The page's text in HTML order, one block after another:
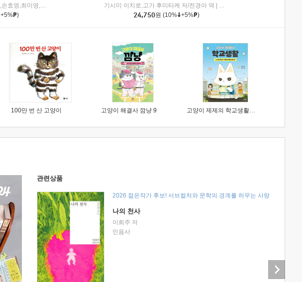
우리나,정예용,유재숙,양지인,손효영,최미영,조민주,이진현,차미숙,서미숙 저 | 제이브리즈북스
+5% )
기시미 이치로,고가 후미타케 저/전경아 역
인플루엔셜
24,750원 (10% +5% )
100만 번 산 고양이 고양이 해결사 깜냥 9 고양이 제제의 학교생활 1 : 초등학생이 이렇게 힘들 줄이야
관련상품
2026 젊은작가 후보! 서브컬처와 문학의 경계를 허무는 사랑
나의 천사
이희주 저
민음사